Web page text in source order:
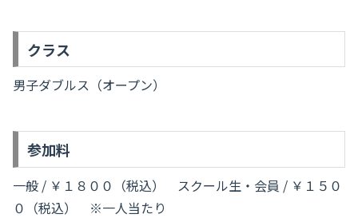
クラス
男子ダブルス（オープン）
参加料
一般 / ￥１８００（税込） スクール生・会員 / ￥１５０
０（税込） ※一人当たり